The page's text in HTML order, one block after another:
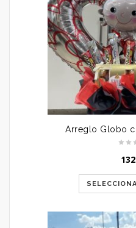
Arreglo Globo